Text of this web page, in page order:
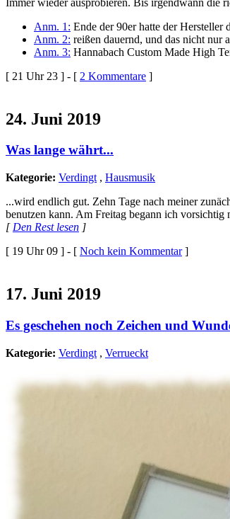
Anm. 1: Ende der 90er hatte der Hersteller
Anm. 2: reißen dauernd, und das nicht nur
Anm. 3: Hannabach Custom Made High
[ 21 Uhr 23 ] - [ 2 Kommentare ]
24. Juni 2019
Was lange währt...
Kategorie: Verdingt , Hausmusik
...wird endlich gut. Zehn Tage nach meiner
benutzen kann. Am Freitag begann ich
[ Den Rest lesen ]
[ 19 Uhr 09 ] - [ Noch kein Kommentar]
17. Juni 2019
Es geschehen noch Zeichen und
Kategorie: Verdingt , Verrueckt